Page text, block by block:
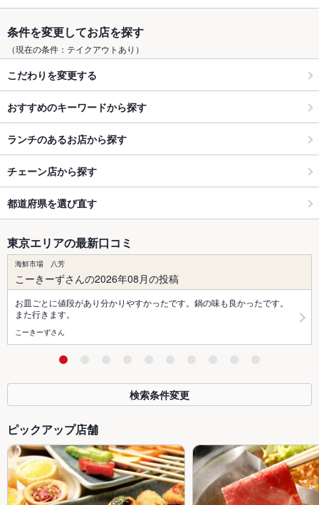
条件を変更してお店を探す
（現在の条件：テイクアウトあり）
こだわりを変更する
おすすめのキーワードから探す
ランチのあるお店から探す
チェーン店から探す
都道府県を選び直す
東京エリアの最新口コミ
海鮮市場 八芳
こーきーずさんの2026年08月の投稿
お皿ごとに値段があり分かりやすかったです。鍋の味も良かったです。
また行きます。
こーきーずさん
検索条件変更
ピックアップ店舗